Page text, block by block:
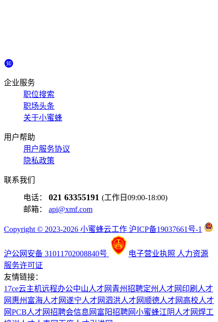
企业服务
职位搜索
职场头条
关于小蜜蜂
用户帮助
用户服务协议
隐私政策
联系我们
电话： 021 63355191 (工作日09:00-18:00)
邮箱： api@xmf.com
Copyright © 2023-2026 小蜜蜂云工作 沪ICP备19037661号-1
沪公网安备 31011702008840号 电子营业执照 人力资源
服务许可证
友情链接：
17ce云主机远程办公中山人才网 青州招聘定州人才网 印刷人才
网 惠州富海人才网遂宁人才网泗洪人才网 顺德人才网 高校人才
网PCB人才网招聘会信息网 富阳招聘网小蜜蜂江阴人才网焊工